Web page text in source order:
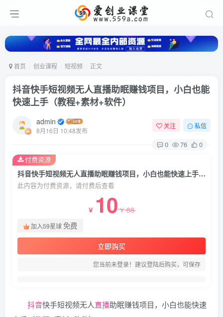
首页 创业课程 短视频 正文
抖音快手短视频无人直播助眠赚钱项目，小白也能
快速上手（教程+素材+软件）
admin
8月16日 10:48发布
关注 私信
0 76 0
抖音快手短视频无人直播助眠赚钱项目，小白也能快速上手（教程+素材+软件）
此内容为付费资源，请付费后查看
￥ 10￥88
加入59星球免费
立即购买
您当前未登录！建议登陆后购买，可保存
付费资源
抖音快手短视频无人直播助眠赚钱项目，小白也能快速